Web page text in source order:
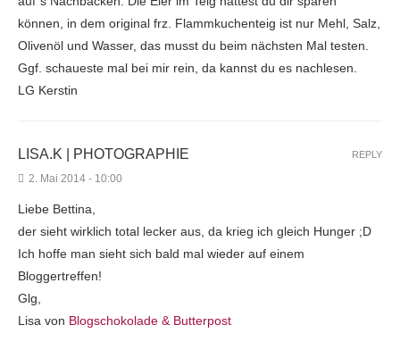
können, in dem original frz. Flammkuchenteig ist nur Mehl, Salz,
Olivenöl und Wasser, das musst du beim nächsten Mal testen.
Ggf. schaueste mal bei mir rein, da kannst du es nachlesen.
LG Kerstin
LISA.K | PHOTOGRAPHIE
2. Mai 2014 - 10:00
Liebe Bettina,
der sieht wirklich total lecker aus, da krieg ich gleich Hunger ;D
Ich hoffe man sieht sich bald mal wieder auf einem
Bloggertreffen!
Glg,
Lisa von Blogschokolade & Butterpost
REPLY